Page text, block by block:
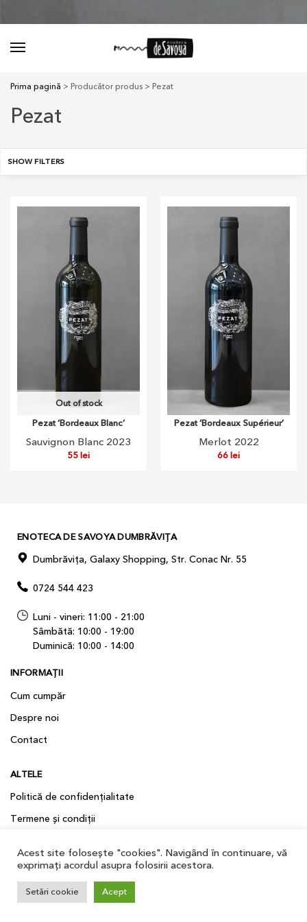
Prima pagină > Producător produs > Pezat
Pezat
SHOW FILTERS
Out of stock
Pezat ‘Bordeaux Blanc’
Sauvignon Blanc 2023
55lei
Pezat ‘Bordeaux Supérieur’
Merlot 2022
66lei
ENOTECA DE SAVOYA DUMBRĂVIȚA
Dumbrăvița, Galaxy Shopping, Str. Conac Nr. 55
0724 544 423
Luni - vineri: 11:00 - 21:00
Sâmbătă: 10:00 - 19:00
Duminică: 10:00 - 14:00
INFORMAȚII
Cum cumpăr
Despre noi
Contact
ALTELE
Politică de confidențialitate
Termene și condiții
ANPC
© Copyright ENOTECA DE SAVOYA 2026
Acest site folosește "cookies". Navigând în continuare, vă
exprimați acordul asupra folosirii acestora.
Setări cookie Acept